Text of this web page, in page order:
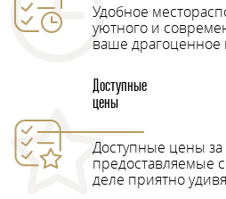
Удобное
уютного и
ваше драгоценное
Доступные
цены
Доступные цены за
предоставляемые
деле приятно